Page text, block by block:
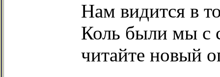
Нам видится в
Коль были мы с
читайте новый